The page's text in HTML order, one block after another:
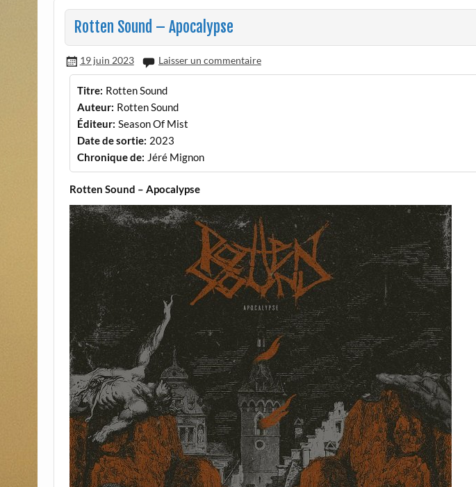
Rotten Sound – Apocalypse
19 juin 2023 Laisser un commentaire
Titre: Rotten Sound
Auteur: Rotten Sound
Éditeur: Season Of Mist
Date de sortie: 2023
Chronique de: Jéré Mignon
Rotten Sound – Apocalypse